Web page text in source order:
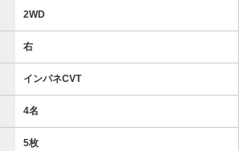
2WD
右
インパネCVT
4名
5枚